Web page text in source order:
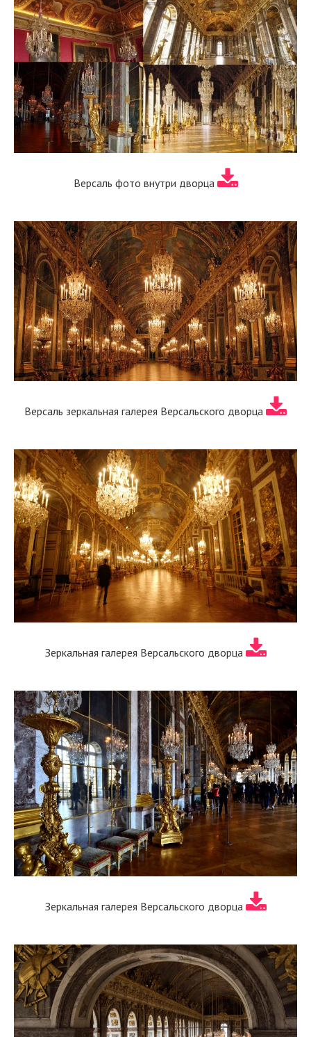
Версаль фото внутри дворца
Версаль зеркальная галерея Версальского дворца
Зеркальная галерея Версальского дворца
Зеркальная галерея Версальского дворца